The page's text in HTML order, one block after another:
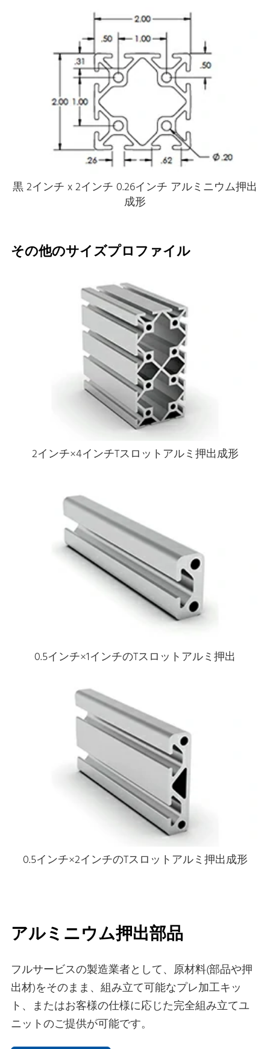
黒 2インチ x 2インチ 0.26インチ アルミニウム押出
成形
その他のサイズプロファイル
2インチ×4インチTスロットアルミ押出成形
0.5インチ×1インチのTスロットアルミ押出
0.5インチ×2インチのTスロットアルミ押出成形
アルミニウム押出部品
フルサービスの製造業者として、原材料(部品や押
出材)をそのまま、組み立て可能なプレ加工キッ
ト、またはお客様の仕様に応じた完全組み立てユ
ニットのご提供が可能です。